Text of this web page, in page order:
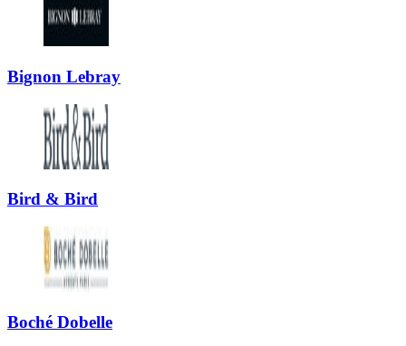
Bignon Lebray
Bird & Bird
Boché Dobelle